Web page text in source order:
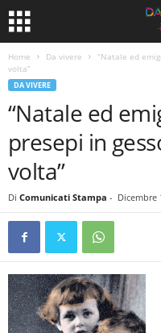
Home Da vivere
“Natale ed
volta”
DA VIVERE
“Natale ed
presepi in
volta”
Di Comunicati Stampa - Dicembre